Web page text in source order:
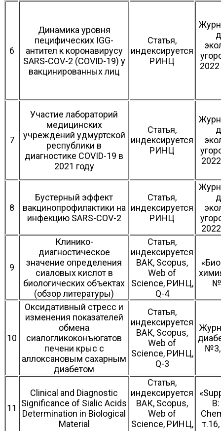
6
Динамика уровня
пецифических IGG-
антител к коронавирусу
SARS-COV-2 (COVID-19) у
вакцинированных лиц
Статья,
индексируется
РИНЦ
7
Участие лабораторий
медицинских
учреждений удмуртской
республики в
диагностике COVID-19 в
2021 году
Статья,
индексируется
РИНЦ
8
Бустерный эффект
вакцинопрофилактики на
инфекцию SARS-COV-2
Статья,
индексируется
РИНЦ
9
Клинико-
диагностическое
значение определения
сиаловых кислот в
биологических объектах
(обзор литературы)
Статья,
индексируется
ВАК, Scopus,
Web of
Science, РИНЦ,
Q-4
10
Оксидативный стресс и
изменения показателей
обмена
сиалогликоконъюгатов
печени крыс с
аллоксановым сахарным
диабетом
Статья,
индексируется
ВАК, Scopus,
Web of
Science, РИНЦ,
Q-3
№3,
11
Clinical and Diagnostic
Significance of Sialic Acids
Determination in Biological
Material
Статья,
индексируется
ВАК, Scopus,
Web of
Science, РИНЦ,